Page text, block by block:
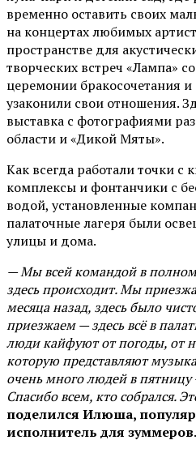
временно оставить своих
на концертах любимых
пространстве для
творческих встреч «Лампа»
церемонии бракосочетания
узаконили свои отношения.
выставка с фотографиями
области и «Дикой Мяты».
Как всегда работали точки с
комплексы и фонтанчики с
водой, установленные
палаточные лагеря были
улицы и дома.
— Мы всей командой в полном
здесь происходит. Мы
месяца назад, здесь было
приезжаем — здесь всё в
люди кайфуют от погоды, от
которую представляют
очень много людей в
Спасибо всем, кто собрался.
поделился Илюша,
исполнитель для зуммеров.